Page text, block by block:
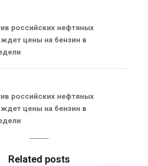
российских нефтяных
ждет цены на бензин в
российских нефтяных
ждет цены на бензин в
Related posts